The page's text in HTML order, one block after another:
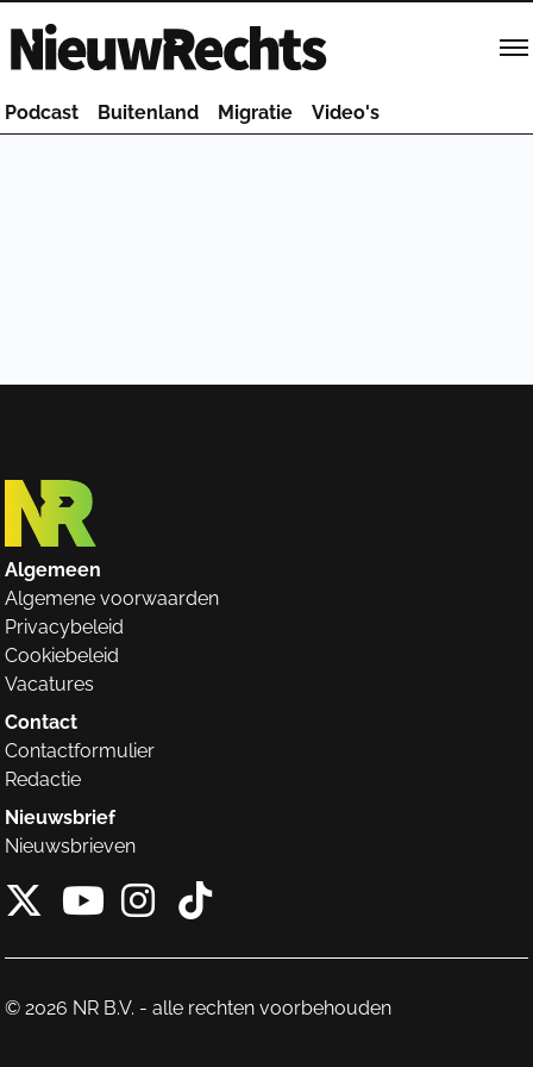
Homepage van NieuwRechts
Podcast Buitenland Migratie Video's
Algemeen
Algemene voorwaarden
Privacybeleid
Cookiebeleid
Vacatures
Contact
Contactformulier
Redactie
Nieuwsbrief
Nieuwsbrieven
X van NieuwRechts
Instagram van
Tiktok van
© 2026 NR B.V. - alle rechten voorbehouden